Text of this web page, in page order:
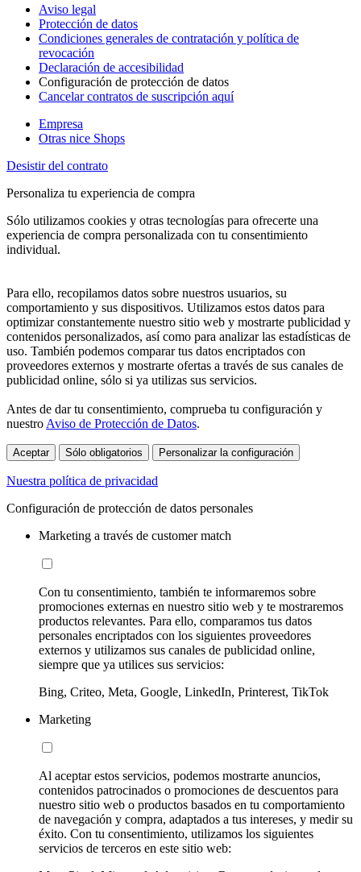
Aviso legal
Protección de datos
Condiciones generales de contratación y política de
revocación
Declaración de accesibilidad
Configuración de protección de datos
Cancelar contratos de suscripción aquí
Empresa
Otras nice Shops
Desistir del contrato
Personaliza tu experiencia de compra
Sólo utilizamos cookies y otras tecnologías para ofrecerte una
experiencia de compra personalizada con tu consentimiento
individual.
Para ello, recopilamos datos sobre nuestros usuarios, su
comportamiento y sus dispositivos. Utilizamos estos datos para
optimizar constantemente nuestro sitio web y mostrarte publicidad y
contenidos personalizados, así como para analizar las estadísticas de
uso. También podemos comparar tus datos encriptados con
proveedores externos y mostrarte ofertas a través de sus canales de
publicidad online, sólo si ya utilizas sus servicios.
Antes de dar tu consentimiento, comprueba tu configuración y
nuestro Aviso de Protección de Datos.
Aceptar Sólo obligatorios Personalizar la configuración
Nuestra política de privacidad
Configuración de protección de datos personales
Marketing a través de customer match
Con tu consentimiento, también te informaremos sobre
promociones externas en nuestro sitio web y te mostraremos
productos relevantes. Para ello, comparamos tus datos
personales encriptados con los siguientes proveedores
externos y utilizamos sus canales de publicidad online,
siempre que ya utilices sus servicios:
Bing, Criteo, Meta, Google, LinkedIn, Printerest, TikTok
Marketing
Al aceptar estos servicios, podemos mostrarte anuncios,
contenidos patrocinados o promociones de descuentos para
nuestro sitio web o productos basados en tu comportamiento
de navegación y compra, adaptados a tus intereses, y medir su
éxito. Con tu consentimiento, utilizamos los siguientes
servicios de terceros en este sitio web: